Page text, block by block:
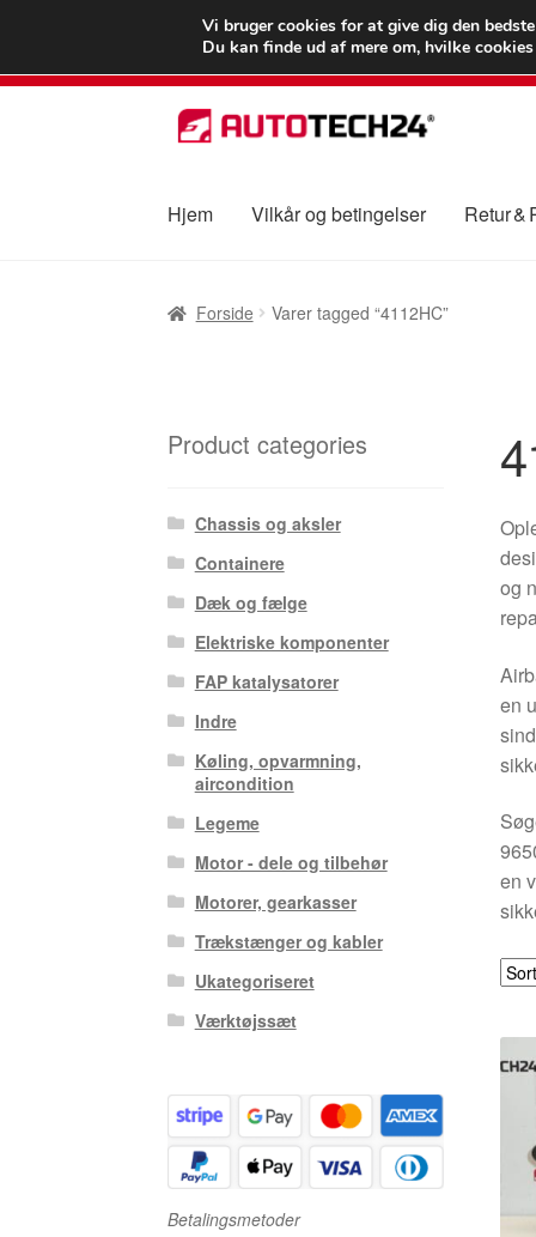
LEVERING fra
Spring
til
Spring
til
Hjem
Vilkår og betingelser Retur &
Forside Varer tagged “4112HC”
og
en
en
Product categories
Chassis og aksler
Containere
Dæk og fælge
Elektriske komponenter
FAP katalysatorer
Indre
Køling, opvarmning,
aircondition
Legeme
Motor - dele og tilbehør
Motorer, gearkasser
Trækstænger og kabler
Ukategoriseret
Værktøjssæt
Betalingsmetoder
Vi bruger cookies for at give dig den
Du kan finde ud af mere om, hvilke